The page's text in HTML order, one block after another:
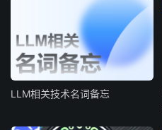
LLM相关技术名词备忘